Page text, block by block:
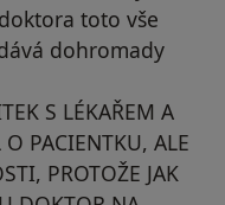
toto vše
dohromady
S LÉKAŘEM A
PACIENTKU, ALE
PROTOŽE JAK